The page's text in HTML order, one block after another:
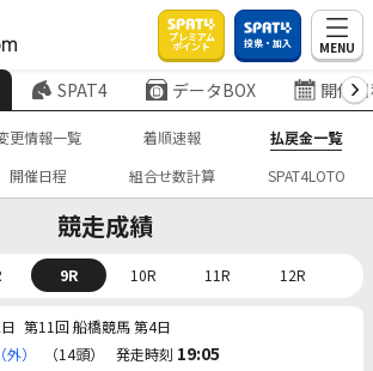
プレミアム
ポイント 投票・加入 MENU
SPAT4 データBOX 開催
更情報一覧 着順速報
払戻金一覧
開催日程 組合せ数計算 SPAT4LOTO
競走成績
9R 10R 11R 12R
第11回 船橋競馬 第4日
（外） （14頭） 発走時刻 19:05